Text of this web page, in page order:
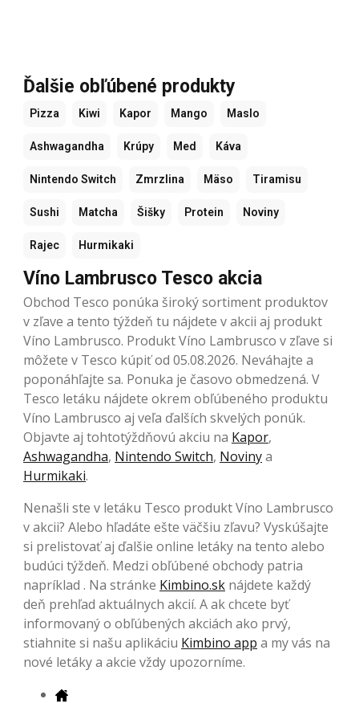
Ďalšie obľúbené produkty
Pizza Kiwi Kapor Mango Maslo
Ashwagandha Krúpy Med Káva
Nintendo Switch Zmrzlina Mäso Tiramisu
Sushi Matcha Šišky Protein Noviny
Rajec Hurmikaki
Víno Lambrusco Tesco akcia
Obchod Tesco ponúka široký sortiment produktov
v zľave a tento týždeň tu nájdete v akcii aj produkt
Víno Lambrusco. Produkt Víno Lambrusco v zľave si
môžete v Tesco kúpiť od 05.08.2026. Neváhajte a
poponáhľajte sa. Ponuka je časovo obmedzená. V
Tesco letáku nájdete okrem obľúbeného produktu
Víno Lambrusco aj veľa ďalších skvelých ponúk.
Objavte aj tohtotýždňovú akciu na Kapor,
Ashwagandha, Nintendo Switch, Novinya
Hurmikaki.
Nenašli ste v letáku Tesco produkt Víno Lambrusco
v akcii? Alebo hľadáte ešte väčšiu zľavu? Vyskúšajte
si prelistovať aj ďalšie online letáky na tento alebo
budúci týždeň. Medzi obľúbené obchody patria
napríklad . Na stránke Kimbino.sk nájdete každý
deň prehľad aktuálnych akcií. A ak chcete byť
informovaný o obľúbených akciách ako prvý,
stiahnite si našu aplikáciu Kimbino app a my vás na
nové letáky a akcie vždy upozorníme.